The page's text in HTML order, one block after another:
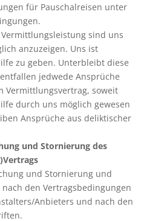
für Pauschalreisen unter
sind uns
anzuzeigen. Uns ist
zu geben. Unterbleibt diese
jedwede Ansprüche
Vermittlungsvertrag, soweit
durch uns möglich gewesen
Ansprüche aus deliktischer
und Stornierung des
und Stornierung und
den Vertragsbedingungen
Anbieters und nach den